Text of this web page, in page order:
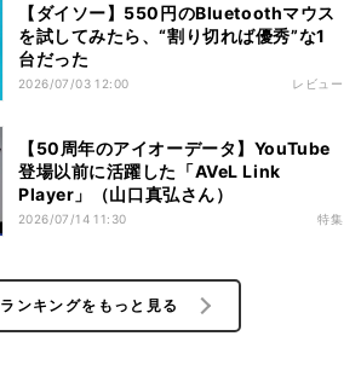
【ダイソー】550円のBluetoothマウス
を試してみたら、“割り切れば優秀”な1
台だった
2026/07/03 12:00 レビュー
【50周年のアイオーデータ】YouTube
登場以前に活躍した「AVeL Link
Player」（山口真弘さん）
2026/07/14 11:30 特集
ランキングをもっと見る